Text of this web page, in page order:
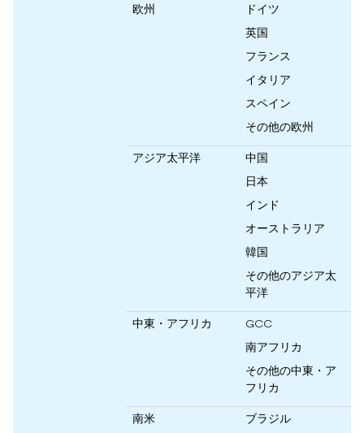
欧州
ドイツ
英国
フランス
イタリア
スペイン
その他の欧州
アジア太平洋
中国
日本
インド
オーストラリア
韓国
その他のアジア太
平洋
中東・アフリカ
GCC
南アフリカ
その他の中東・ア
フリカ
南米
ブラジル